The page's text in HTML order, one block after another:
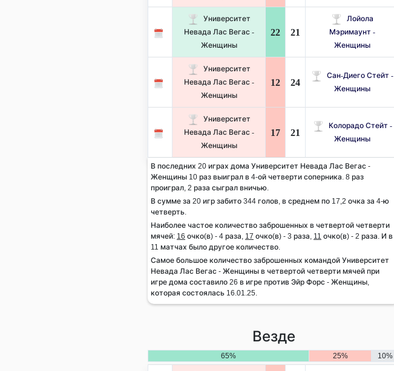
Университет
Невада Лас Вегас -
Женщины
22 21
Лойола
Мэримаунт -
Женщины
Университет
Невада Лас Вегас -
Женщины
12 24
Сан-Диего Стейт -
Женщины
Университет
Невада Лас Вегас -
Женщины
17 21
Колорадо Стейт -
Женщины
В последних 20 играх дома Университет Невада Лас Вегас -
Женщины 10 раз выиграл в 4-ой четверти соперника. 8 раз
проиграл, 2 раза сыграл вничью.
В сумме за 20 игр забито 344 голов, в среднем по 17,2 очка за 4-ю
четверть.
Наиболее частое количество заброшенных в четвертой четверти
мячей: 16 очко(в) - 4 раза, 17 очко(в) - 3 раза, 11 очко(в) - 2 раза. И в
11 матчах было другое количество.
Самое большое количество заброшенных командой Университет
Невада Лас Вегас - Женщины в четвертой четверти мячей при
игре дома составило 26 в игре против Эйр Форс - Женщины,
которая состоялась 16.01.25.
Везде
65% 25% 10%